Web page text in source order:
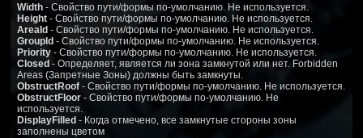
Width - Свойство пути/формы по-умолчанию. Не используется.
Height - Свойство пути/формы по-умолчанию. Не используется.
AreaId - Свойство пути/формы по-умолчанию. Не используется.
GroupId - Свойство пути/формы по-умолчанию. Не используется.
Priority - Свойство пути/формы по-умолчанию. Не используется.
Closed - Определяет, является ли зона замкнутой или нет. Forbidden
Areas (Запретные Зоны) должны быть замкнуты.
ObstructRoof - Свойство пути/формы по-умолчанию. Не используется.
ObstructFloor - Свойство пути/формы по-умолчанию. Не
используется.
DisplayFilled - Когда отмечено, все замкнутые стороны зоны
заполнены цветом